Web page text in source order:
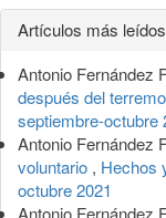
Detalles
del
artículo
Artículos más
Antonio Fernández
después del
septiembre-octubre
Antonio Fernández
voluntario , Hechos
octubre 2021
Antonio Fernández